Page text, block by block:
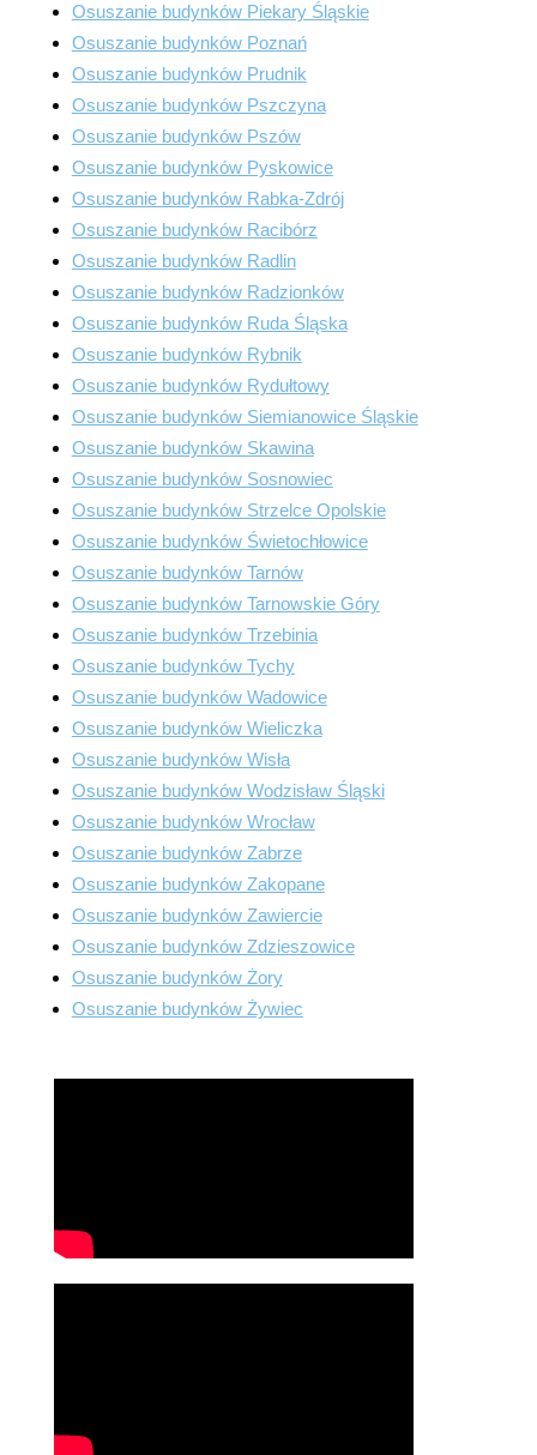
Osuszanie budynków Piekary Śląskie
Osuszanie budynków Poznań
Osuszanie budynków Prudnik
Osuszanie budynków Pszczyna
Osuszanie budynków Pszów
Osuszanie budynków Pyskowice
Osuszanie budynków Rabka-Zdrój
Osuszanie budynków Racibórz
Osuszanie budynków Radlin
Osuszanie budynków Radzionków
Osuszanie budynków Ruda Śląska
Osuszanie budynków Rybnik
Osuszanie budynków Rydułtowy
Osuszanie budynków Siemianowice Śląskie
Osuszanie budynków Skawina
Osuszanie budynków Sosnowiec
Osuszanie budynków Strzelce Opolskie
Osuszanie budynków Świetochłowice
Osuszanie budynków Tarnów
Osuszanie budynków Tarnowskie Góry
Osuszanie budynków Trzebinia
Osuszanie budynków Tychy
Osuszanie budynków Wadowice
Osuszanie budynków Wieliczka
Osuszanie budynków Wisła
Osuszanie budynków Wodzisław Śląski
Osuszanie budynków Wrocław
Osuszanie budynków Zabrze
Osuszanie budynków Zakopane
Osuszanie budynków Zawiercie
Osuszanie budynków Zdzieszowice
Osuszanie budynków Żory
Osuszanie budynków Żywiec